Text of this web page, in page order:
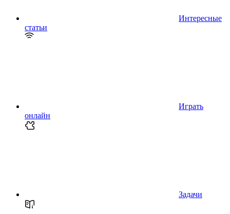
Интересные
статьи
Играть
онлайн
Задачи